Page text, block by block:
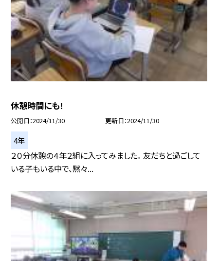
休憩時間にも！
公開日 2024/11/30 更新日 2024/11/30
4年
２０分休憩の４年２組に入ってみました。 友だちと過ごして
いる子もいる中で、黙々...